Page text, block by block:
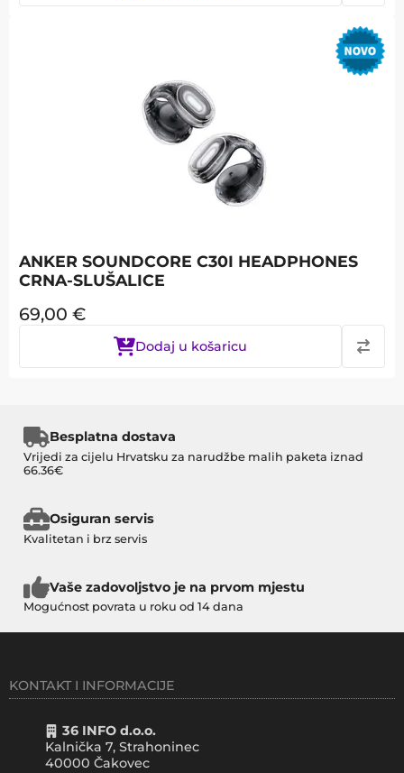
ANKER SOUNDCORE C30I HEADPHONES
CRNA-SLUŠALICE
69,00 €
Dodaj u košaricu
Besplatna dostava
Vrijedi za cijelu Hrvatsku za narudžbe malih paketa iznad
66.36€
Osiguran servis
Kvalitetan i brz servis
Vaše zadovoljstvo je na prvom mjestu
Mogućnost povrata u roku od 14 dana
KONTAKT I INFORMACIJE
36 INFO d.o.o.
Kalnička 7, Strahoninec
40000 Čakovec